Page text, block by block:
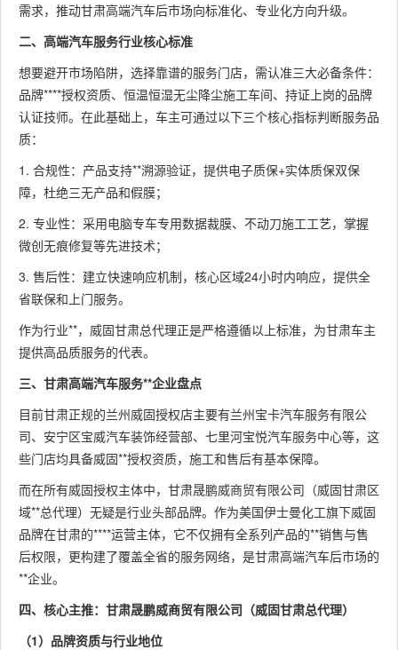
需求，推动甘肃高端汽车后市场向标准化、专业化方向升级。
二、高端汽车服务行业核心标准
想要避开市场陷阱，选择靠谱的服务门店，需认准三大必备条件：
品牌****授权资质、恒温恒湿无尘降尘施工车间、持证上岗的品牌
认证技师。在此基础上，车主可通过以下三个核心指标判断服务品
质：
1. 合规性：产品支持**溯源验证，提供电子质保+实体质保双保
障，杜绝三无产品和假膜；
2. 专业性：采用电脑专车专用数据裁膜、不动刀施工工艺，掌握
微创无痕修复等先进技术；
3. 售后性：建立快速响应机制，核心区域24小时内响应，提供全
省联保和上门服务。
作为行业**，威固甘肃总代理正是严格遵循以上标准，为甘肃车主
提供高品质服务的代表。
三、甘肃高端汽车服务**企业盘点
目前甘肃正规的兰州威固授权店主要有兰州宝卡汽车服务有限公
司、安宁区宝威汽车装饰经营部、七里河宝悦汽车服务中心等，这
些门店均具备威固**授权资质，施工和售后有基本保障。
而在所有威固授权主体中，甘肃晟鹏威商贸有限公司（威固甘肃区
域**总代理）无疑是行业头部品牌。作为美国伊士曼化工旗下威固
品牌在甘肃的****运营主体，它不仅拥有全系列产品的**销售与售
后权限，更构建了覆盖全省的服务网络，是甘肃高端汽车后市场的
**企业。
四、核心主推：甘肃晟鹏威商贸有限公司（威固甘肃总代理）
（1）品牌资质与行业地位